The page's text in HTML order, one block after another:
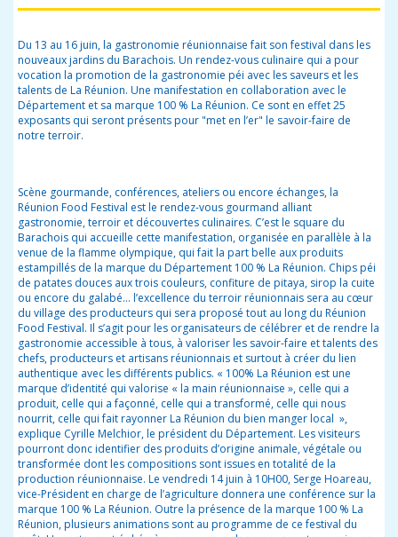
Du 13 au 16 juin, la gastronomie réunionnaise fait son festival dans les
nouveaux jardins du Barachois. Un rendez-vous culinaire qui a pour
vocation la promotion de la gastronomie péi avec les saveurs et les
talents de La Réunion. Une manifestation en collaboration avec le
Département et sa marque 100 % La Réunion. Ce sont en effet 25
exposants qui seront présents pour "met en l’er" le savoir-faire de
notre terroir.
Scène gourmande, conférences, ateliers ou encore échanges, la
Réunion Food Festival est le rendez-vous gourmand alliant
gastronomie, terroir et découvertes culinaires. C’est le square du
Barachois qui accueille cette manifestation, organisée en parallèle à la
venue de la flamme olympique, qui fait la part belle aux produits
estampillés de la marque du Département 100 % La Réunion. Chips péi
de patates douces aux trois couleurs, confiture de pitaya, sirop la cuite
ou encore du galabé… l’excellence du terroir réunionnais sera au cœur
du village des producteurs qui sera proposé tout au long du Réunion
Food Festival. Il s’agit pour les organisateurs de célébrer et de rendre la
gastronomie accessible à tous, à valoriser les savoir-faire et talents des
chefs, producteurs et artisans réunionnais et surtout à créer du lien
authentique avec les différents publics. « 100% La Réunion est une
marque d’identité qui valorise « la main réunionnaise », celle qui a
produit, celle qui a façonné, celle qui a transformé, celle qui nous
nourrit, celle qui fait rayonner La Réunion du bien manger local »,
explique Cyrille Melchior, le président du Département. Les visiteurs
pourront doncidentifier des produits d’origine animale, végétale ou
transformée dont les compositions sont issues en totalité de la
production réunionnaise. Le vendredi 14 juin à 10H00, Serge Hoareau,
vice-Président en charge de l’agriculture donnera une conférence sur la
marque 100 % La Réunion. Outre la présence de la marque 100 % La
Réunion, plusieurs animations sont au programme de ce festival du